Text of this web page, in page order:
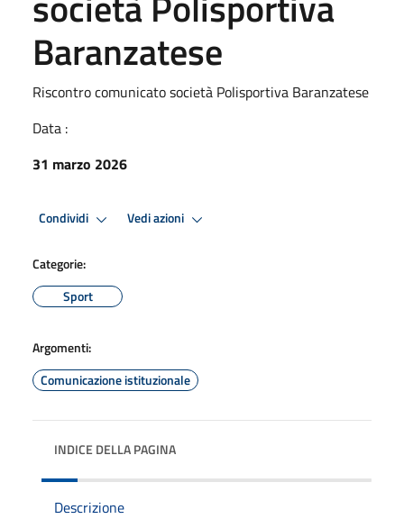
Baranzatese
Riscontro comunicato società Polisportiva Baranzatese
Data :
31 marzo 2026
Condividi Vedi azioni
Categorie:
Sport
Argomenti:
Comunicazione istituzionale
INDICE DELLA PAGINA
Descrizione